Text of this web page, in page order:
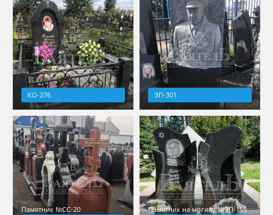
КО-276 ЭП-301
Памятник №СС-20
Памятник на могилу №ЭП-155